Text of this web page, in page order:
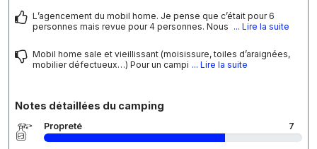
L’agencement du mobil home. Je pense que c’était pour 6
personnes mais revue pour 4 personnes. Nous ... Lire la suite
Mobil home sale et vieillissant (moisissure, toiles d’araignées,
mobilier défectueux…) Pour un campi ... Lire la suite
Notes détaillées du camping
Propreté 7